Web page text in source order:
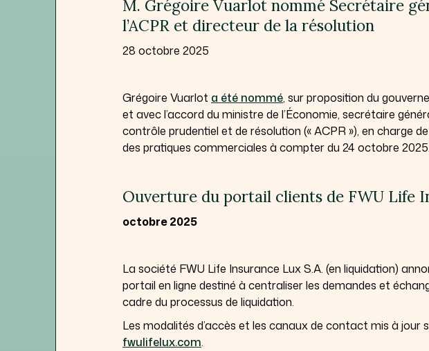
M. Grégoire Vuarlot nommé Secrétaire
l’ACPR et directeur de la résolution
28 octobre 2025
Grégoire Vuarlot a été nommé, sur proposition du
et avec l’accord du ministre de l’Économie, secrétaire
contrôle prudentiel et de résolution (« ACPR »), en charge
des pratiques commerciales à compter du 24 octobre 2025.
Ouverture du portail clients de FWU Life
octobre 2025
La société FWU Life Insurance Lux S.A. (en liquidation)
portail en ligne destiné à centraliser les demandes et
cadre du processus de liquidation.
Les modalités d’accès et les canaux de contact mis à jour
fwulifelux.com.